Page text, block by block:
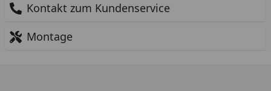
Kontakt zum Kundenservice
Montage